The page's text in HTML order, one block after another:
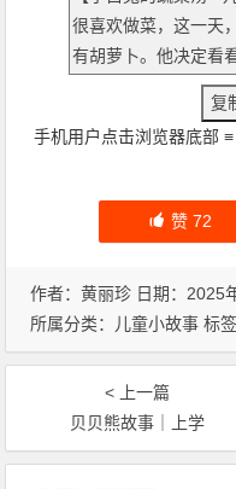
手机用户点击浏览器底部 ≡
赞72
作者：黄丽珍 日期：2025
所属分类： 儿童小故事 标
< 上一篇
贝贝熊故事｜上学